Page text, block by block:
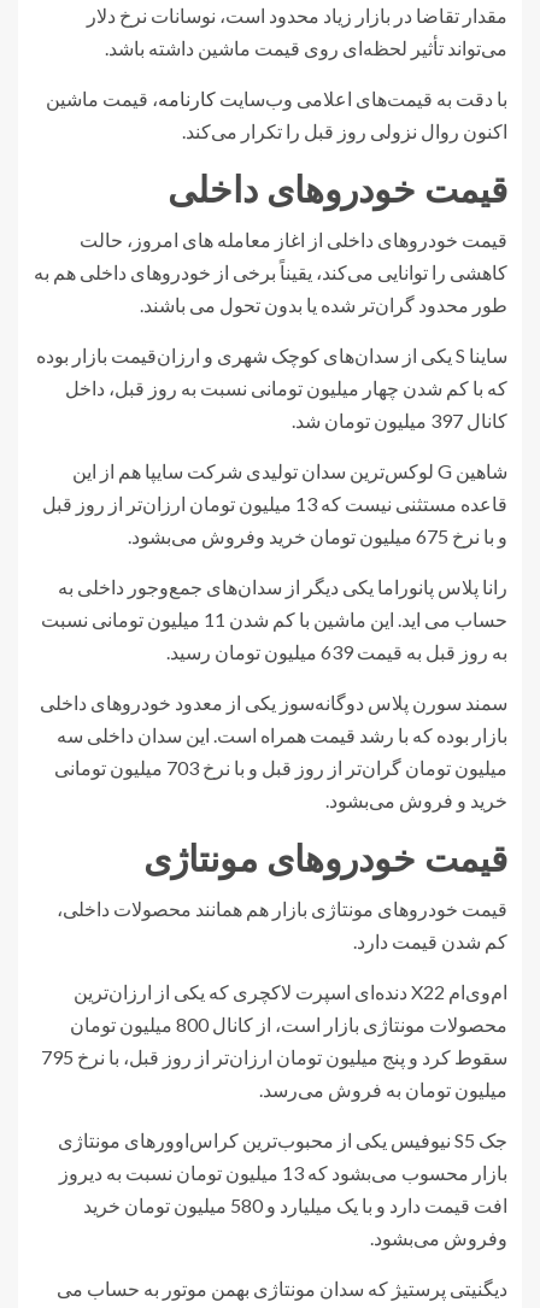
مقدار تقاضا در بازار زیاد محدود است، نوسانات نرخ دلار
می‌تواند تأثیر لحظه‌ای روی قیمت ماشین داشته باشد.
با دقت به قیمت‌های اعلامی وب‌سایت کارنامه، قیمت ماشین
اکنون روال نزولی روز قبل را تکرار می‌کند.
قیمت خودروهای داخلی
قیمت خودروهای داخلی از اغاز معامله های امروز، حالت
کاهشی را توانایی می‌کند، یقیناً برخی از خودروهای داخلی هم به
طور محدود گران‌تر شده یا بدون تحول می باشند.
ساینا S یکی از سدان‌های کوچک شهری و ارزان‌قیمت بازار بوده
که با کم شدن چهار میلیون تومانی نسبت به روز قبل، داخل
کانال 397 میلیون تومان شد.
شاهین G لوکس‌ترین سدان تولیدی شرکت سایپا هم از این
قاعده مستثنی نیست که 13 میلیون تومان ارزان‌تر از روز قبل
و با نرخ 675 میلیون تومان خرید وفروش می‌بشود.
رانا پلاس پانوراما یکی دیگر از سدان‌های جمع‌وجور داخلی به
حساب می اید. این ماشین با کم شدن 11 میلیون تومانی نسبت
به روز قبل به قیمت 639 میلیون تومان رسید.
سمند سورن پلاس دوگانه‌سوز یکی از معدود خودروهای داخلی
بازار بوده که با رشد قیمت همراه است. این سدان داخلی سه
میلیون تومان گران‌تر از روز قبل و با نرخ 703 میلیون تومانی
خرید و فروش می‌بشود.
قیمت خودروهای مونتاژی
قیمت خودروهای مونتاژی بازار هم همانند محصولات داخلی،
کم شدن قیمت دارد.
ام‌وی‌ام X22 دنده‌ای اسپرت لاکچری که یکی از ارزان‌ترین
محصولات مونتاژی بازار است، از کانال 800 میلیون تومان
سقوط کرد و پنج میلیون تومان ارزان‌تر از روز قبل، با نرخ 795
میلیون تومان به فروش می‌رسد.
جک S5 نیوفیس یکی از محبوب‌ترین کراس‌اوورهای مونتاژی
بازار محسوب می‌بشود که 13 میلیون تومان نسبت به دیروز
افت قیمت دارد و با یک میلیارد و 580 میلیون تومان خرید
وفروش می‌بشود.
دیگنیتی پرستیژ که سدان مونتاژی بهمن موتور به حساب می